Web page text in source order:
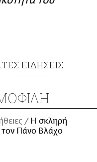
ΕΙΔΗΣΕΙΣ
H σκληρή
τον Πάνο Βλάχο